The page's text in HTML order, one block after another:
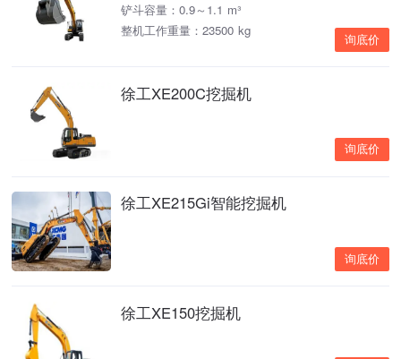
铲斗容量：0.9～1.1 m³
整机工作重量：23500 kg
询底价
徐工XE200C挖掘机
询底价
徐工XE215Gi智能挖掘机
询底价
徐工XE150挖掘机